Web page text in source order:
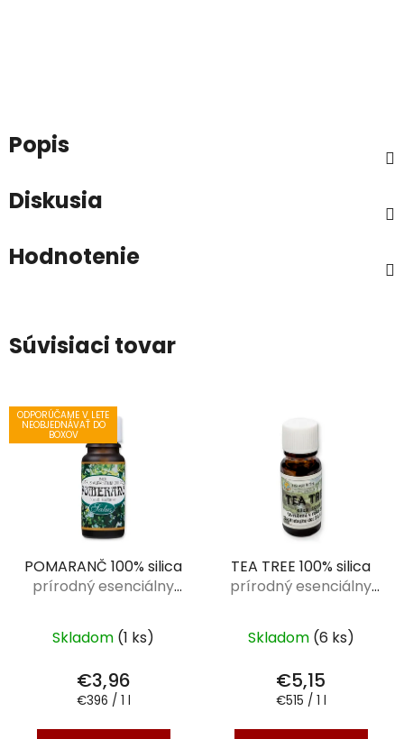
Popis
Diskusia
Hodnotenie
Súvisiaci tovar
ODPORÚČAME V LETE
NEOBJEDNÁVAŤ DO
BOXOV
POMARANČ 100% silica
prírodný esenciálny
Skladom (1 ks)
€3,96
Jednotková
€396 / 1 l
TEA TREE 100% silica
prírodný esenciálny
Skladom (6 ks)
€5,15
Jednotková
€515 / 1 l